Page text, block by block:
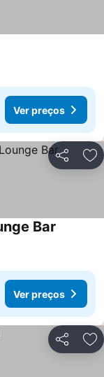
preços
preços
Ver preços
Partilhar
Bar
Ver preços
Partilhar